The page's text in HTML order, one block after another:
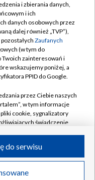
w likwidacji
i zbierania danych,
i ich
danych osobowych przez
dalej również „TVP”),
Zaufanych
(w tym do
zainteresowań i
wskazujemy poniżej, a
PPID do Google.
przez Ciebie naszych
w tym informacje
cookie, sygnalizatory
świadczenie
przez Ciebie
adresy IP, identyfikatory
do serwisu